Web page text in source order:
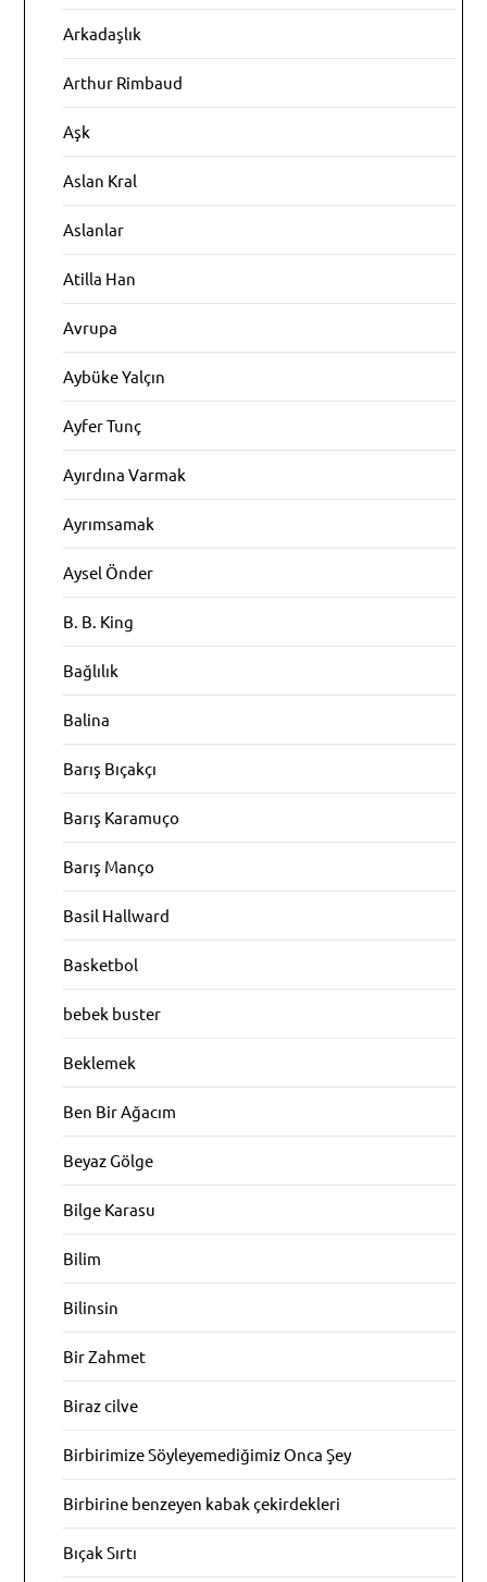
Arkadaşlık
Arthur Rimbaud
Aşk
Aslan Kral
Aslanlar
Atilla Han
Avrupa
Aybüke Yalçın
Ayfer Tunç
Ayırdına Varmak
Ayrımsamak
Aysel Önder
B. B. King
Bağlılık
Balina
Barış Bıçakçı
Barış Karamuço
Barış Manço
Basil Hallward
Basketbol
bebek buster
Beklemek
Ben Bir Ağacım
Beyaz Gölge
Bilge Karasu
Bilim
Bilinsin
Bir Zahmet
Biraz cilve
Birbirimize Söyleyemediğimiz Onca Şey
Birbirine benzeyen kabak çekirdekleri
Bıçak Sırtı